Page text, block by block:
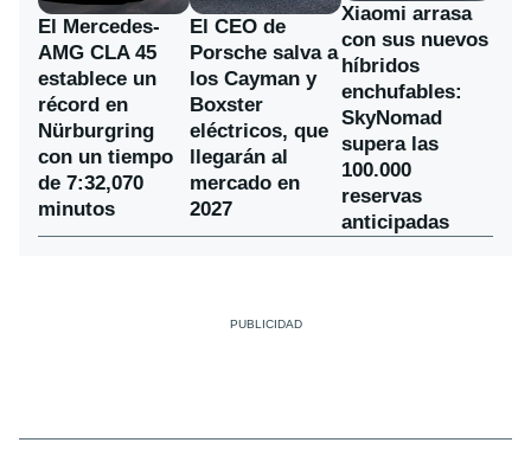
El Mercedes-
AMG CLA 45
establece un
récord en
Nürburgring
con un tiempo
de 7:32,070
minutos
El CEO de
Porsche salva a
los Cayman y
Boxster
eléctricos, que
llegarán al
mercado en
2027
Xiaomi arrasa
con sus nuevos
híbridos
enchufables:
SkyNomad
supera las
100.000
reservas
anticipadas